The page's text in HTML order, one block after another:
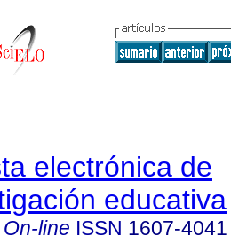
electrónica de
educativa
line ISSN 1607-4041